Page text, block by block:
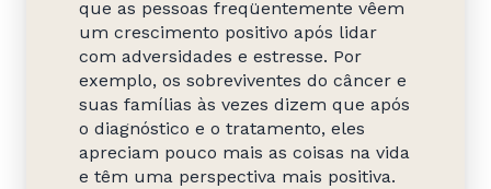
que as pessoas freqüentemente vêem
um crescimento positivo após lidar
com adversidades e estresse. Por
exemplo, os sobreviventes do câncer e
suas famílias às vezes dizem que após
o diagnóstico e o tratamento, eles
apreciam pouco mais as coisas na vida
e têm uma perspectiva mais positiva.